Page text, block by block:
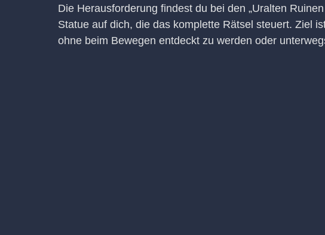
Die Herausforderung findest du bei den „Uralten
Statue auf dich, die das komplette Rätsel steuert. Ziel
ohne beim Bewegen entdeckt zu werden oder